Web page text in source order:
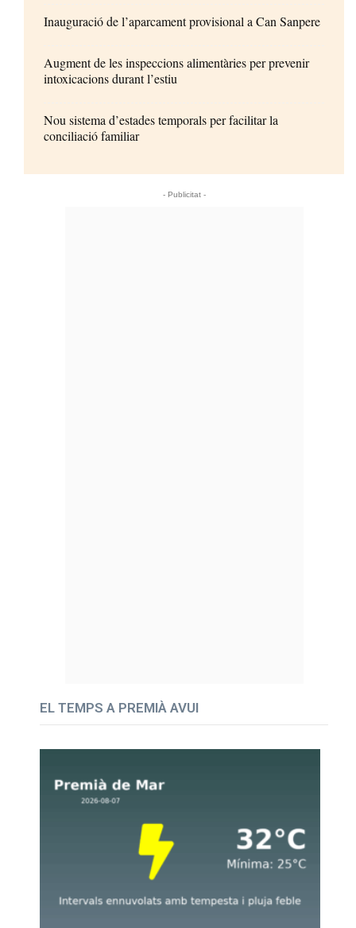
Inauguració de l’aparcament provisional a Can Sanpere
Augment de les inspeccions alimentàries per prevenir
intoxicacions durant l’estiu
Nou sistema d’estades temporals per facilitar la
conciliació familiar
- Publicitat -
EL TEMPS A PREMIÀ AVUI